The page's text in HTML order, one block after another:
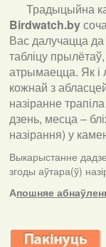
Традыцыйна
Birdwatch.by
Вас далучацца
табліцу
атрымаецца. Як і
кожнай з
назіранне
дзень, месца –
назірання) у
Выкарыстанне
згоды аўтара(ў)
Апошняе